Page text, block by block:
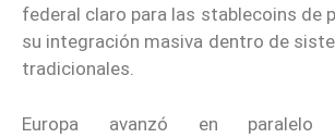
federal claro para las stablecoins de
su integración masiva dentro de
tradicionales.
Europa avanzó en paralelo